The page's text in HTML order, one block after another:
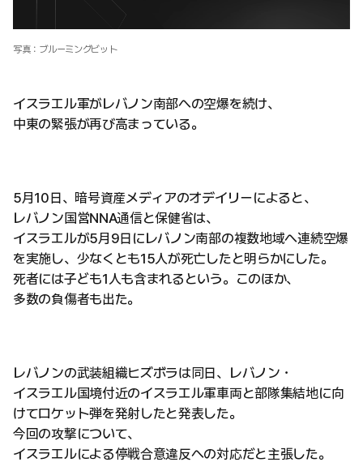
写真：ブルーミングビット
イスラエル軍がレバノン南部への空爆を続け、
中東の緊張が再び高まっている。
5月10日、暗号資産メディアのオデイリーによると、
レバノン国営NNA通信と保健省は、
イスラエルが5月9日にレバノン南部の複数地域へ連続空爆
を実施し、少なくとも15人が死亡したと明らかにした。
死者には子ども1人も含まれるという。このほか、
多数の負傷者も出た。
レバノンの武装組織ヒズボラは同日、レバノン・
イスラエル国境付近のイスラエル軍車両と部隊集結地に向
けてロケット弾を発射したと発表した。
今回の攻撃について、
イスラエルによる停戦合意違反への対応だと主張した。